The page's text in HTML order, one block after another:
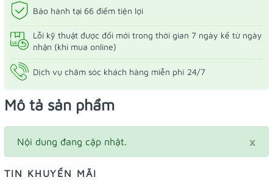
Bảo hành tại 66 điểm tiện lợi
Lỗi kỹ thuật được đổi mới trong thời gian 7 ngày kể từ ngày
nhận (khi mua online)
Dịch vụ chăm sóc khách hàng miễn phí 24/7
Mô tả sản phẩm
×
Nội dung đang cập nhật.
TIN KHUYẾN MÃI